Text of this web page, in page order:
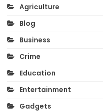
Agriculture
Blog
Business
Crime
Education
Entertainment
Gadgets